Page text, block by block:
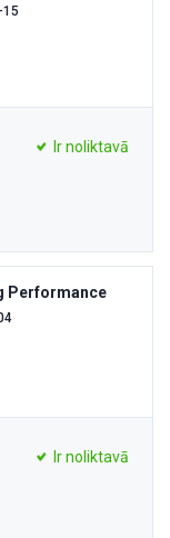
Ir noliktavā
Performance
Ir noliktavā